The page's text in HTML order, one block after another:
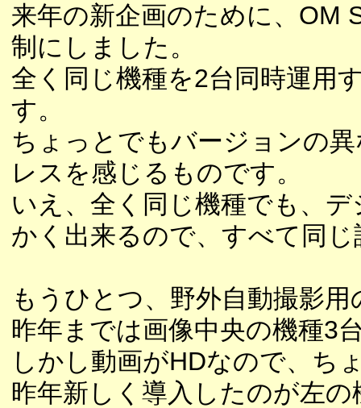
来年の新企画のために、OM
制にしました。
全く同じ機種を2台同時運用
す。
ちょっとでもバージョンの
レスを感じるものです。
いえ、全く同じ機種でも、
かく出来るので、すべて同
もうひとつ、野外自動撮影
昨年までは画像中央の機種3
しかし動画がHDなので、ち
昨年新しく導入したのが左